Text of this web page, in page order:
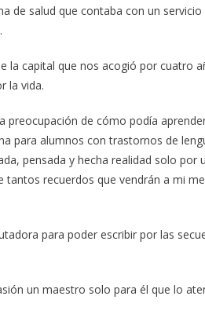
de salud que contaba con un
la capital que nos acogió por cuatro
la vida.
preocupación de cómo podía
para alumnos con trastornos de
pensada y hecha realidad solo
recuerdos que vendrán a mi
para poder escribir por las
un maestro solo para él que lo